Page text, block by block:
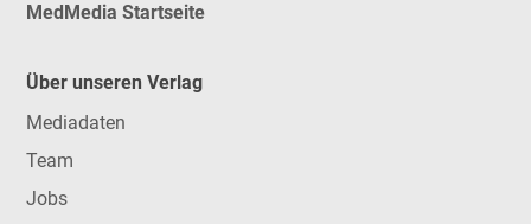
MedMedia Startseite
Über unseren Verlag
Mediadaten
Team
Jobs